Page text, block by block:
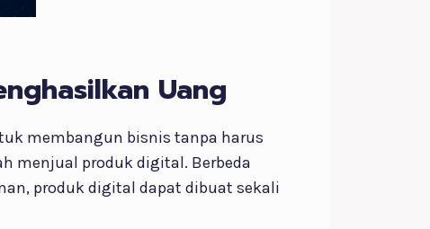
Uang
membangun bisnis tanpa harus
menjual produk digital. Berbeda
produk digital dapat dibuat sekali